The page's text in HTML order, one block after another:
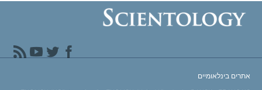
אתרים בינלאומיים